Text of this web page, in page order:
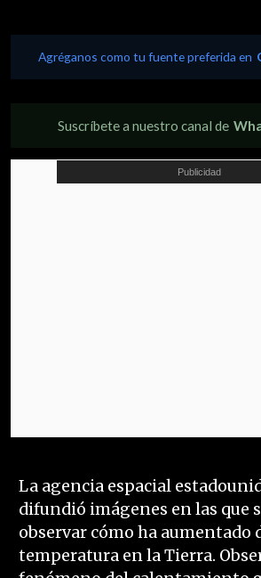
Agréganos como tu fuente preferida en
Suscríbete a nuestro canal de
La agencia espacial
difundió imágenes en las que
observar cómo ha aumentado
temperatura en la Tierra.